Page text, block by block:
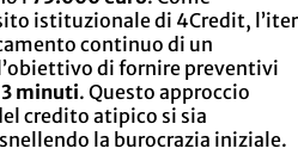
istituzionale di 4Credit, l’iter
continuo di un
di fornire preventivi
3 minuti. Questo approccio
credito atipico si sia
la burocrazia iniziale.